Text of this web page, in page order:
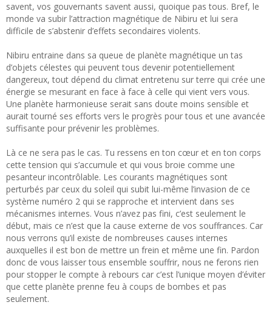
savent, vos gouvernants savent aussi, quoique pas tous. Bref, le
monde va subir l’attraction magnétique de Nibiru et lui sera
difficile de s’abstenir d’effets secondaires violents.
Nibiru entraine dans sa queue de planète magnétique un tas
d’objets célestes qui peuvent tous devenir potentiellement
dangereux, tout dépend du climat entretenu sur terre qui crée une
énergie se mesurant en face à face à celle qui vient vers vous.
Une planète harmonieuse serait sans doute moins sensible et
aurait tourné ses efforts vers le progrès pour tous et une avancée
suffisante pour prévenir les problèmes.
Là ce ne sera pas le cas. Tu ressens en ton cœur et en ton corps
cette tension qui s’accumule et qui vous broie comme une
pesanteur incontrôlable. Les courants magnétiques sont
perturbés par ceux du soleil qui subit lui-même l’invasion de ce
système numéro 2 qui se rapproche et intervient dans ses
mécanismes internes. Vous n’avez pas fini, c’est seulement le
début, mais ce n’est que la cause externe de vos souffrances. Car
nous verrons qu’il existe de nombreuses causes internes
auxquelles il est bon de mettre un frein et même une fin. Pardon
donc de vous laisser tous ensemble souffrir, nous ne ferons rien
pour stopper le compte à rebours car c’est l’unique moyen d’éviter
que cette planète prenne feu à coups de bombes et pas
seulement.